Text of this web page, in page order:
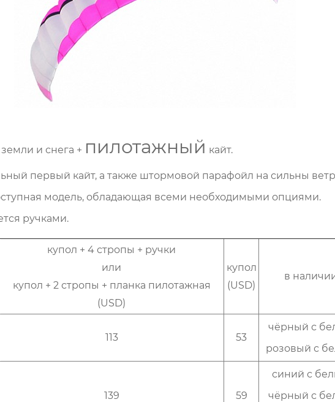
и снега + пилотажный кайт.
первый кайт, а также штормовой парафойл на сильны
модель, обладающая всеми необходимыми опциями.
ручками.
купол + 4 стропы + ручки
или
купол + 2 стропы + планка пилотажная
(USD)
купол
(USD)
в
113 53
чёрный с
розовый с
139 59
синий с
чёрный с